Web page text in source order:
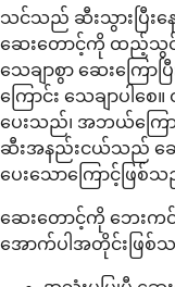
သင်သည် ဆီးသွားပြီးန
ဆေးတောင့်ကို ထည့်သွင်
သေချာစွာ ဆေးကြေ
ကြောင်း သေချာပါစ
ပေးသည်၊ အဘယ်ကြေ
ဆီးအနည်းငယ်သည် ဆေ
ပေးသောကြောင့်ဖြစ်သ
ဆေးတောင့်ကို ဘေးကင်
အောက်ပါအတိုင်းဖြစ်